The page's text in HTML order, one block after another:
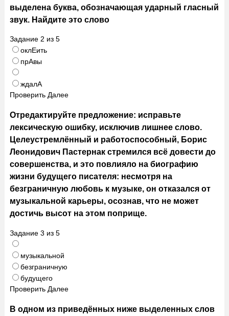
выделена буква, обозначающая ударный гласный
звук. Найдите это слово
Задание 2 из 5
оклЕить
прАвы
ждалА
Проверить Далее
Отредактируйте предложение: исправьте
лексическую ошибку, исключив лишнее слово.
Целеустремлённый и работоспособный, Борис
Леонидович Пастернак стремился всё довести до
совершенства, и это повлияло на биографию
жизни будущего писателя: несмотря на
безграничную любовь к музыке, он отказался от
музыкальной карьеры, осознав, что не может
достичь высот на этом поприще.
Задание 3 из 5
музыкальной
безграничную
будущего
Проверить Далее
В одном из приведённых ниже выделенных слов